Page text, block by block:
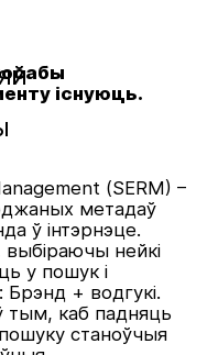
існуюць.
(SERM) –
метадаў
ў інтэрнэце.
выбіраючы нейкі
у пошук і
+ водгукі.
тым, каб падняць
станоўчыя